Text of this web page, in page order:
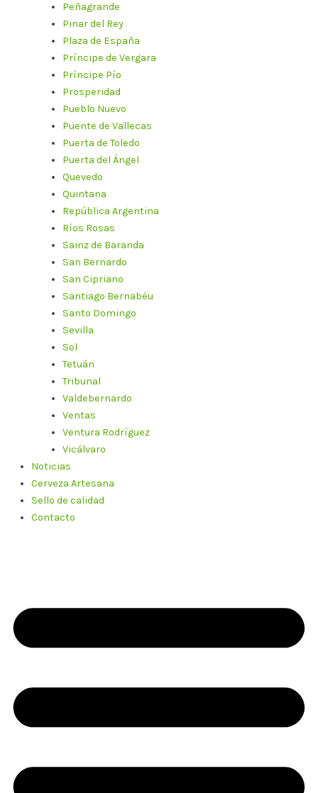
Peñagrande
Pinar del Rey
Plaza de España
Príncipe de Vergara
Príncipe Pío
Prosperidad
Pueblo Nuevo
Puente de Vallecas
Puerta de Toledo
Puerta del Ángel
Quevedo
Quintana
República Argentina
Ríos Rosas
Sainz de Baranda
San Bernardo
San Cipriano
Santiago Bernabéu
Santo Domingo
Sevilla
Sol
Tetuán
Tribunal
Valdebernardo
Ventas
Ventura Rodríguez
Vicálvaro
Noticias
Cerveza Artesana
Sello de calidad
Contacto